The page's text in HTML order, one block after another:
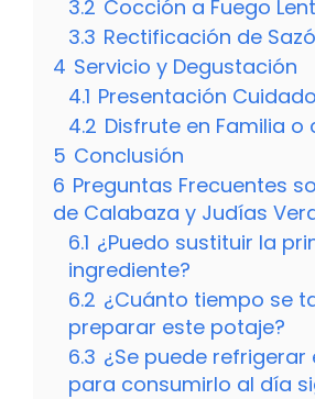
3.2 Cocción a Fuego
3.3 Rectificación de
4 Servicio y Degustación
4.1 Presentación
4.2 Disfrute en Familia o
5 Conclusión
6 Preguntas Frecuentes
de Calabaza y Judías
6.1 ¿Puedo sustituir la
ingrediente?
6.2 ¿Cuánto tiempo se
preparar este potaje?
6.3 ¿Se puede refrigerar
para consumirlo al día